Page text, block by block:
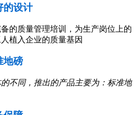
的设计
的质量管理培训，为生产岗位上的
植入企业的质量基因
地磅
不同，推出的产品主要为：标准地